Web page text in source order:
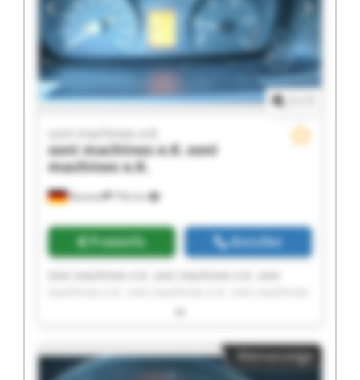
Rostock 756 km
soni machines e.K.
soni machines e.K.soni
machines e.K.
Preisinfo Anrufen
Soni machines e.K. soni machines e.K. soni
e.K. soni machines e.K. soni machines e.K. soni
e.K. soni machines e.K. soni machines e.K. soni
machines e.K. soni machines e.K. soni machines
e.K. soni machines e.K. soni machines e.K. soni
Kleinanzeige